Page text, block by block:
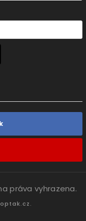
práva vyhrazena.